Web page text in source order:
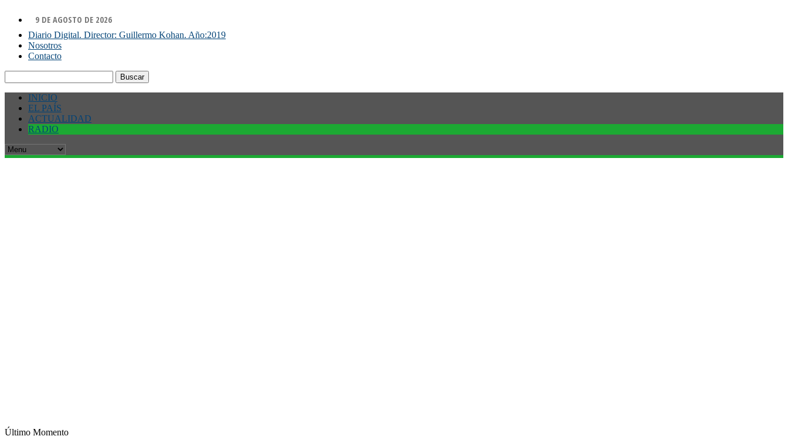
9 DE AGOSTO DE 2026
Diario Digital. Director: Guillermo Kohan. Año:2019
Nosotros
Contacto
INICIO
EL PAÍS
ACTUALIDAD
RADIO
Último Momento